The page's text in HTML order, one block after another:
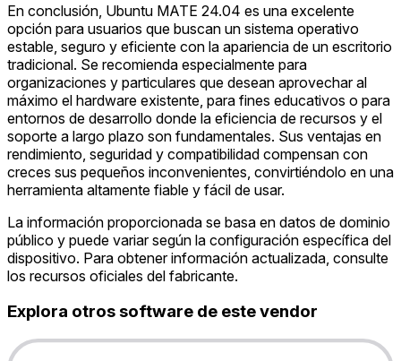
En conclusión, Ubuntu MATE 24.04 es una excelente
opción para usuarios que buscan un sistema operativo
estable, seguro y eficiente con la apariencia de un escritorio
tradicional. Se recomienda especialmente para
organizaciones y particulares que desean aprovechar al
máximo el hardware existente, para fines educativos o para
entornos de desarrollo donde la eficiencia de recursos y el
soporte a largo plazo son fundamentales. Sus ventajas en
rendimiento, seguridad y compatibilidad compensan con
creces sus pequeños inconvenientes, convirtiéndolo en una
herramienta altamente fiable y fácil de usar.
La información proporcionada se basa en datos de dominio
público y puede variar según la configuración específica del
dispositivo. Para obtener información actualizada, consulte
los recursos oficiales del fabricante.
Explora otros software de este vendor